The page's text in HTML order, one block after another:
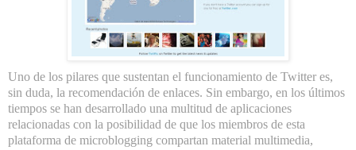
Uno de los pilares que sustentan el funcionamiento de Twitter es,
sin duda, la recomendación de enlaces. Sin embargo, en los últimos
tiempos se han desarrollado una multitud de aplicaciones
relacionadas con la posibilidad de que los miembros de esta
plataforma de microblogging compartan material multimedia,